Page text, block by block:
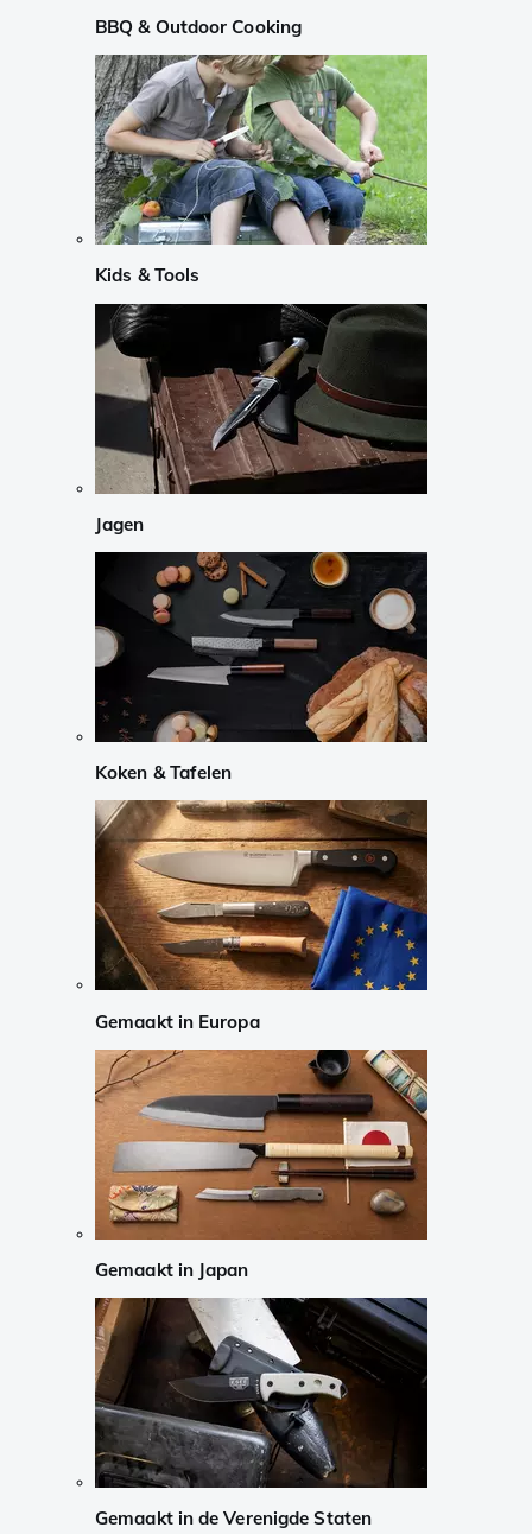
BBQ & Outdoor Cooking
Kids & Tools
Jagen
Koken & Tafelen
Gemaakt in Europa
Gemaakt in Japan
Gemaakt in de Verenigde Staten